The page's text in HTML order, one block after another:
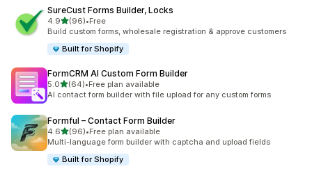
SureCust Forms Builder, Locks
4.9เต็ม 5 ดาว
(96)
ทั้งหมด 96 รีวิว
•Free
Build custom forms, wholesale registration & approve customers
Built for Shopify
FormCRM AI Custom Form Builder
5.0เต็ม 5 ดาว
(64)
ทั้งหมด 64 รีวิว
•Free plan available
AI contact form builder with file upload for any custom forms
Formful – Contact Form Builder
4.6เต็ม 5 ดาว
(96)
ทั้งหมด 96 รีวิว
•Free plan available
Multi-language form builder with captcha and upload fields
Built for Shopify